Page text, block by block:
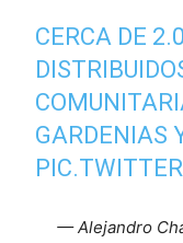
CERCA DE
GARDENIAS
— Alejandro